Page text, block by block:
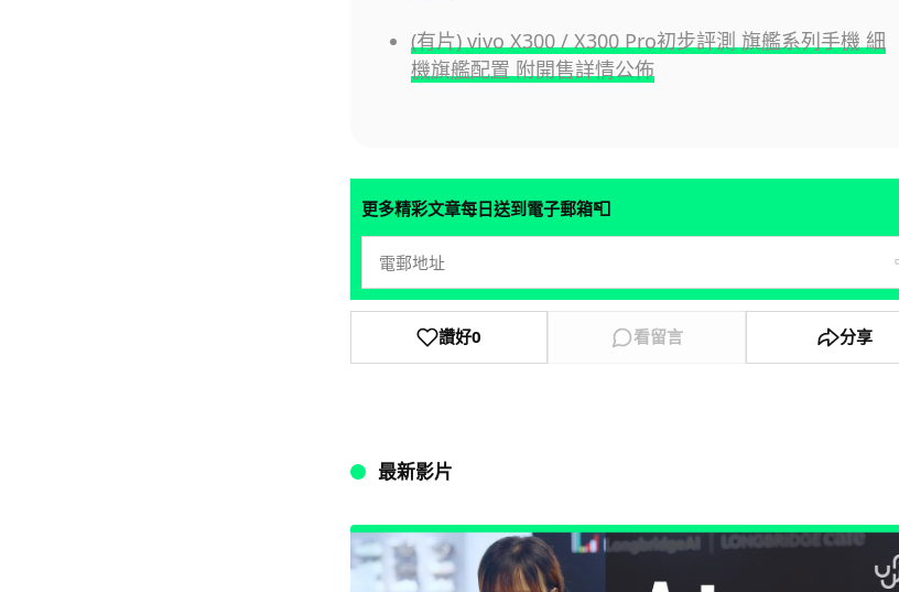
(有片) vivo X300 / X300 Pro初步評測 旗艦系列手機 細
機旗艦配置 附開售詳情公佈
更多精彩文章每日送到電子郵箱📮
讚好0 看留言 分享
最新影片